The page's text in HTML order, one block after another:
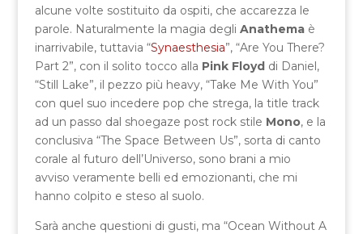
alcune volte sostituito da ospiti, che accarezza le
parole. Naturalmente la magia degli Anathemaè
inarrivabile, tuttavia “Synaesthesia”, “Are You There?
Part 2”, con il solito tocco alla Pink Floyddi Daniel,
“Still Lake”, il pezzo più heavy, “Take Me With You”
con quel suo incedere pop che strega, la title track
ad un passo dal shoegaze post rock stile Mono, e la
conclusiva “The Space Between Us”, sorta di canto
corale al futuro dell’Universo, sono brani a mio
avviso veramente belli ed emozionanti, che mi
hanno colpito e steso al suolo.
Sarà anche questioni di gusti, ma “Ocean Without A